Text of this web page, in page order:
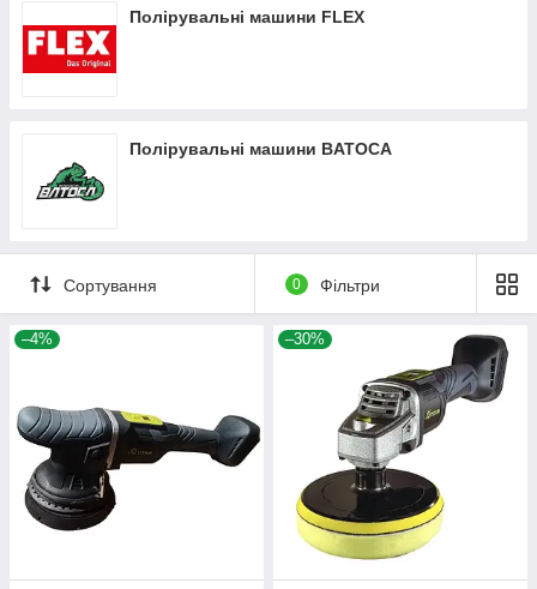
Полірувальні машини FLEX
Полірувальні машини BATOCA
Сортування 0 Фільтри
–4% –30%